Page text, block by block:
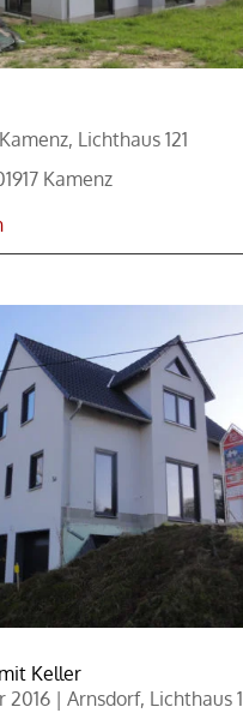
Kamenz, Lichthaus 121
Kamenz
Keller
2016| Arnsdorf, Lichthaus